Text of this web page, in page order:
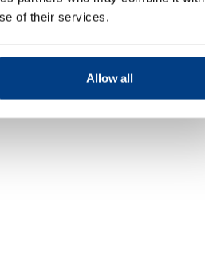
of their services.
Allow all